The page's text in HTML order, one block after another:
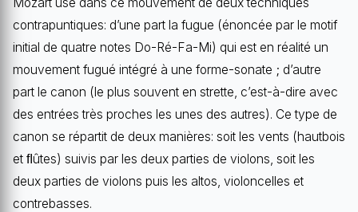
contrapuntiques: d’une part la fugue (énoncée par le motif
initial de quatre notes Do-Ré-Fa-Mi) qui est en réalité un
mouvement fugué intégré à une forme-sonate ; d’autre
part le canon (le plus souvent en strette, c’est-à-dire avec
des entrées très proches les unes des autres). Ce type de
canon se répartit de deux manières: soit les vents (hautbois
et ﬂûtes) suivis par les deux parties de violons, soit les
deux parties de violons puis les altos, violoncelles et
contrebasses.